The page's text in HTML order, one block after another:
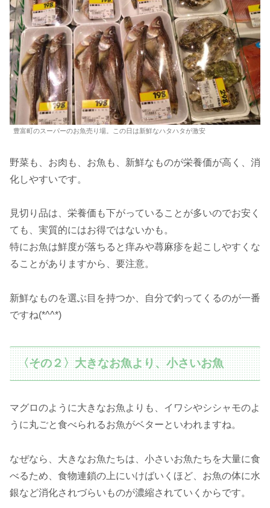
豊富町のスーパーのお魚売り場。この日は新鮮なハタハタが激安
野菜も、お肉も、お魚も、新鮮なものが栄養価が高く、消
化しやすいです。
見切り品は、栄養価も下がっていることが多いのでお安く
ても、実質的にはお得ではないかも。
特にお魚は鮮度が落ちると痒みや蕁麻疹を起こしやすくな
ることがありますから、要注意。
新鮮なものを選ぶ目を持つか、自分で釣ってくるのが一番
ですね(*^^*)
〈その２〉大きなお魚より、小さいお魚
マグロのように大きなお魚よりも、イワシやシシャモのよ
うに丸ごと食べられるお魚がベターといわれますね。
なぜなら、大きなお魚たちは、小さいお魚たちを大量に食
べるため、食物連鎖の上にいけばいくほど、お魚の体に水
銀など消化されづらいものが濃縮されていくからです。